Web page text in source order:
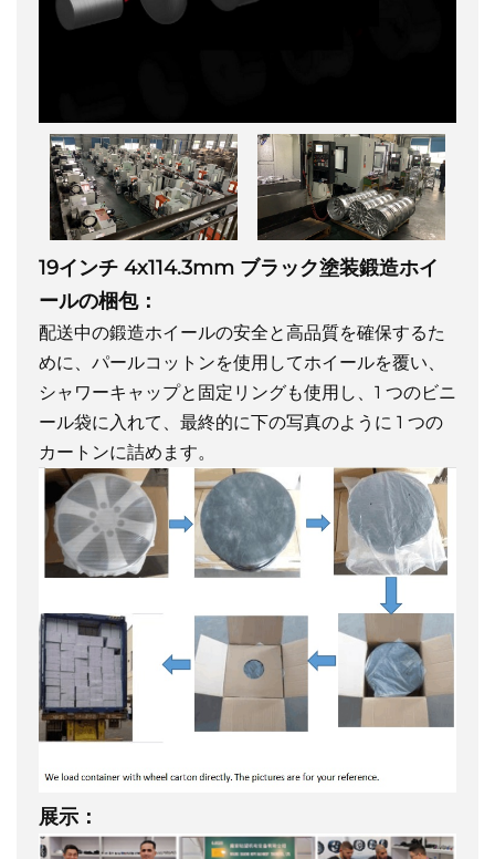
19インチ 4x114.3mm ブラック塗装鍛造ホイ
ールの梱包：
配送中の鍛造ホイールの安全と高品質を確保するた
めに、パールコットンを使用してホイールを覆い、
シャワーキャップと固定リングも使用し、1 つのビニ
ール袋に入れて、最終的に下の写真のように 1 つの
カートンに詰めます。
展示：